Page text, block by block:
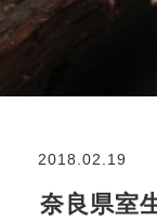
2018.02.19
奈良県室